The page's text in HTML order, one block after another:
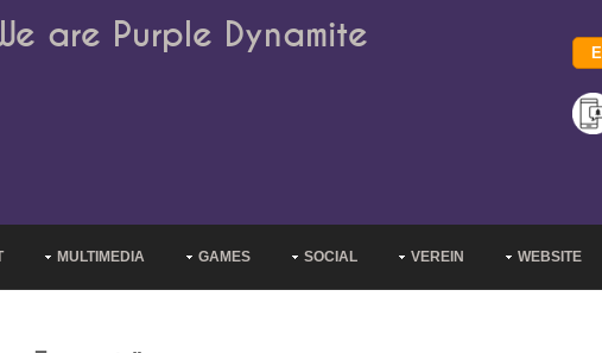
are Purple Dynamite
MULTIMEDIA GAMES SOCIAL VEREIN WEBSITE